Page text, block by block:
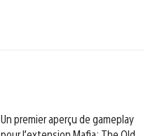
Un premier aperçu de gameplay